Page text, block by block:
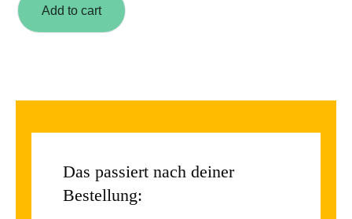
Add to cart
Das passiert nach deiner
Bestellung: